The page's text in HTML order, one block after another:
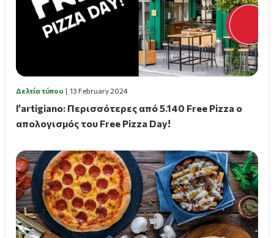
Δελτία τύπου 13 February 2024
l’artigiano: Περισσότερες από 5.140 Free Pizza ο
απολογισμός του Free Pizza Day!